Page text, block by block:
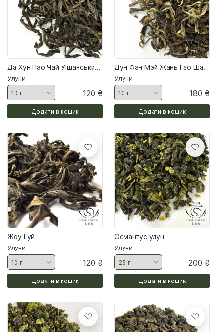
Да Хун Пао Чай Уішанський улун
Улуни
120 ₴
Додати в кошик
Дун Фан Мэй Жань Гао Шань зима 2025 г Тайванський улун
Улуни
180 ₴
Додати в кошик
Жоу Гуй
Улуни
120 ₴
Додати в кошик
Османтус улун
Улуни
200 ₴
Додати в кошик